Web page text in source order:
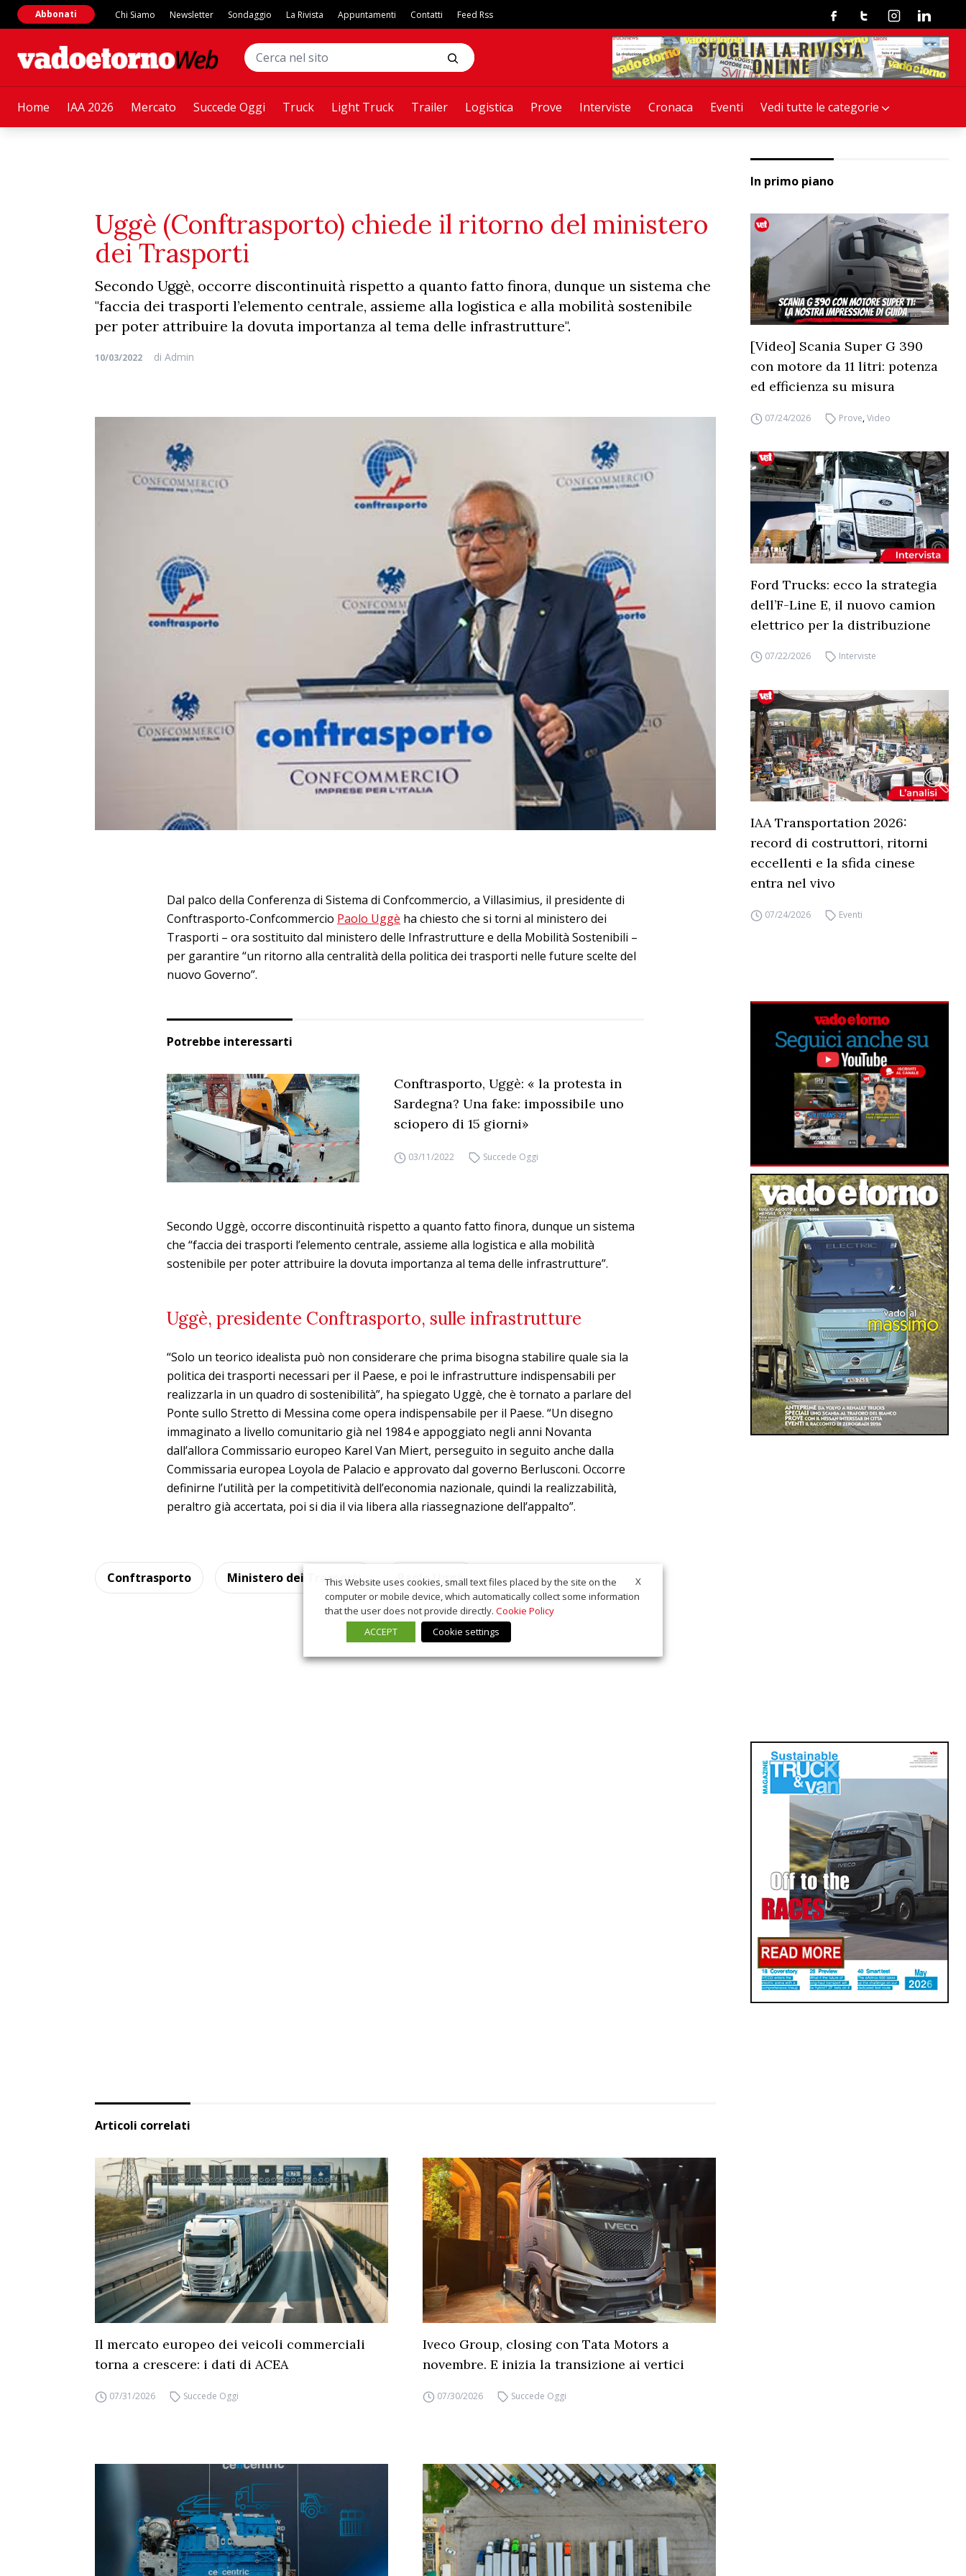
Home IAA 2026 Mercato Succede Oggi Truck Light Truck Trailer Logistica Prove Interviste Cronaca Eventi Vedi tutte le categorie
Abbonati Chi Siamo Newsletter Sondaggio La Rivista Appuntamenti Contatti Feed Rss FacebookTwitterInstagramLinkedin
Uggè (Conftrasporto) chiede il ritorno del ministero
dei Trasporti
Secondo Uggè, occorre discontinuità rispetto a quanto fatto finora, dunque un sistema che
"faccia dei trasporti l’elemento centrale, assieme alla logistica e alla mobilità sostenibile
per poter attribuire la dovuta importanza al tema delle infrastrutture".
10/03/2022 di Admin
Dal palco della Conferenza di Sistema di Confcommercio, a Villasimius, il presidente di
Conftrasporto-Confcommercio Paolo Uggè ha chiesto che si torni al ministero dei
Trasporti – ora sostituito dal ministero delle Infrastrutture e della Mobilità Sostenibili –
per garantire “un ritorno alla centralità della politica dei trasporti nelle future scelte del
nuovo Governo”.
Potrebbe interessarti
Conftrasporto, Uggè: « la protesta in
Sardegna? Una fake: impossibile uno
sciopero di 15 giorni»
03/11/2022 Succede Oggi
Secondo Uggè, occorre discontinuità rispetto a quanto fatto finora, dunque un sistema
che “faccia dei trasporti l’elemento centrale, assieme alla logistica e alla mobilità
sostenibile per poter attribuire la dovuta importanza al tema delle infrastrutture”.
Uggè, presidente Conftrasporto, sulle infrastrutture
“Solo un teorico idealista può non considerare che prima bisogna stabilire quale sia la
politica dei trasporti necessari per il Paese, e poi le infrastrutture indispensabili per
realizzarla in un quadro di sostenibilità”, ha spiegato Uggè, che è tornato a parlare del
Ponte sullo Stretto di Messina come opera indispensabile per il Paese. “Un disegno
immaginato a livello comunitario già nel 1984 e appoggiato negli anni Novanta
dall’allora Commissario europeo Karel Van Miert, perseguito in seguito anche dalla
Commissaria europea Loyola de Palacio e approvato dal governo Berlusconi. Occorre
definirne l’utilità per la competitività dell’economia nazionale, quindi la realizzabilità,
peraltro già accertata, poi si dia il via libera alla riassegnazione dell’appalto”.
Conftrasporto Ministero dei Trasporti Paolo Uggè
In primo piano
[Video] Scania Super G 390
con motore da 11 litri: potenza
ed efficienza su misura
07/24/2026 Prove,Video
Ford Trucks: ecco la strategia
dell’F-Line E, il nuovo camion
elettrico per la distribuzione
07/22/2026 Interviste
IAA Transportation 2026:
record di costruttori, ritorni
eccellenti e la sfida cinese
entra nel vivo
07/24/2026 Eventi
Articoli correlati
Il mercato europeo dei veicoli commerciali
torna a crescere: i dati di ACEA
07/31/2026 Succede Oggi
Iveco Group, closing con Tata Motors a
novembre. E inizia la transizione ai vertici
07/30/2026 Succede Oggi
X
This Website uses cookies, small text files placed by the site on the
computer or mobile device, which automatically collect some information
that the user does not provide directly. Cookie Policy
ACCEPT
Cookie settings